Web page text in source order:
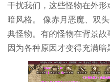
干扰我们，这些怪物在外
暗风格。 像赤月恶魔、双
典怪物。有的怪物在背景
因为各种原因才变得充满暗